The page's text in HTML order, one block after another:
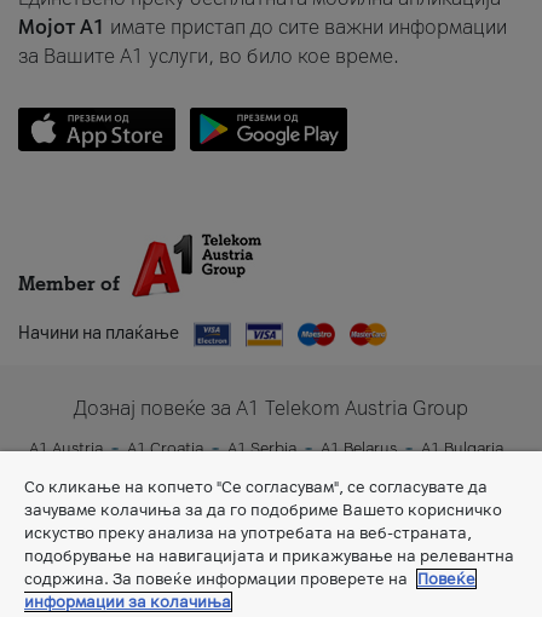
Мојот A1 имате пристап до сите важни информации
за Вашите A1 услуги, во било кое време.
Member of
Начини на плаќање
Дознај повеќе за A1 Telekom Austria Group
A1 Austria A1 Croatia A1 Serbia A1 Belarus
A1 Bulgaria
A1 Slovenia
A1 Digital
Со кликање на копчето "Се согласувам", се согласувате да
зачуваме колачиња за да го подобриме Вашето корисничко
искуство преку анализа на употребата на веб-страната,
подобрување на навигацијата и прикажување на релевантна
содржина. За повеќе информации проверете на
Повеќе
информации за колачиња